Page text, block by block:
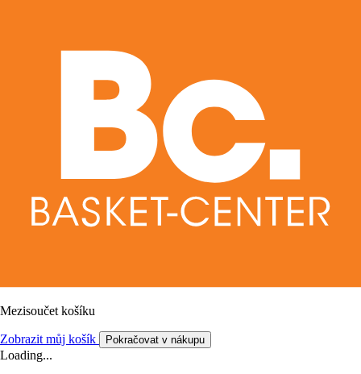
Mezisoučet košíku
Zobrazit můj košík Pokračovat v nákupu
Loading...